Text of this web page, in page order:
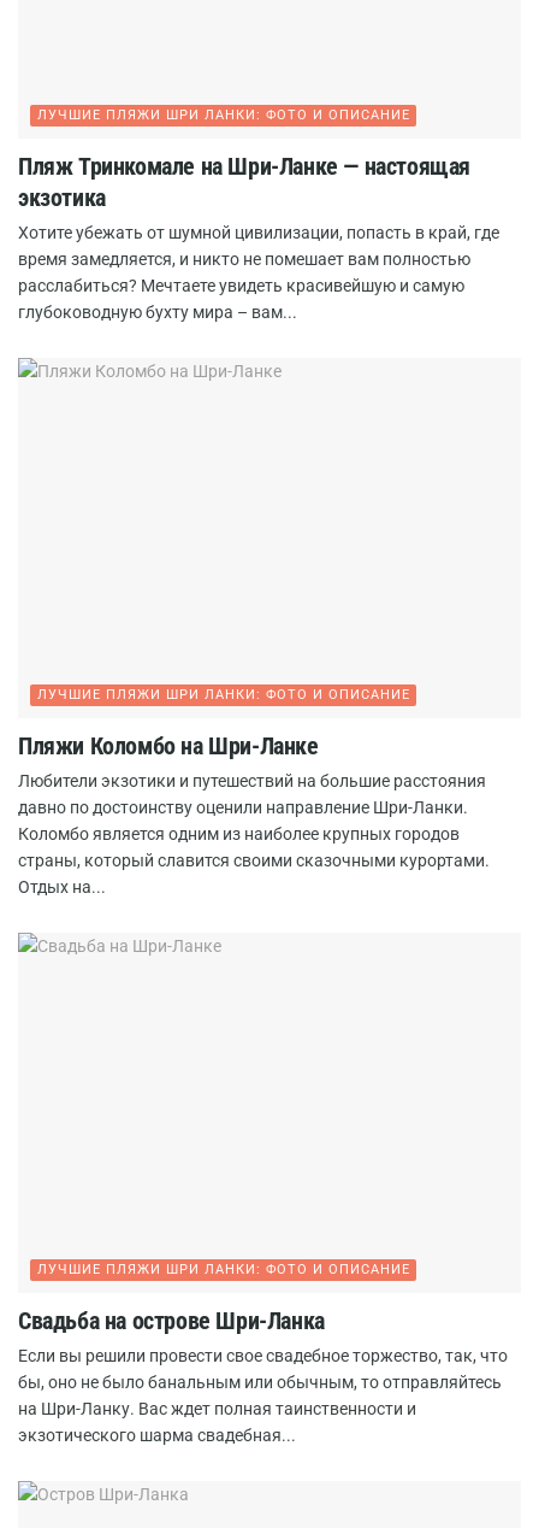
ЛУЧШИЕ ПЛЯЖИ ШРИ ЛАНКИ: ФОТО И ОПИСАНИЕ
Пляж Тринкомале на Шри-Ланке — настоящая
экзотика
Хотите убежать от шумной цивилизации, попасть в край, где
время замедляется, и никто не помешает вам полностью
расслабиться? Мечтаете увидеть красивейшую и самую
глубоководную бухту мира – вам...
ЛУЧШИЕ ПЛЯЖИ ШРИ ЛАНКИ: ФОТО И ОПИСАНИЕ
Пляжи Коломбо на Шри-Ланке
Любители экзотики и путешествий на большие расстояния
давно по достоинству оценили направление Шри-Ланки.
Коломбо является одним из наиболее крупных городов
страны, который славится своими сказочными курортами.
Отдых на...
ЛУЧШИЕ ПЛЯЖИ ШРИ ЛАНКИ: ФОТО И ОПИСАНИЕ
Свадьба на острове Шри-Ланка
Если вы решили провести свое свадебное торжество, так, что
бы, оно не было банальным или обычным, то отправляйтесь
на Шри-Ланку. Вас ждет полная таинственности и
экзотического шарма свадебная...